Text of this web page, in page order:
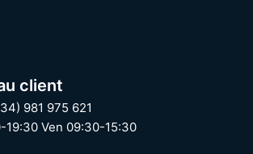
client
981 975 621
19:30 Ven 09:30-15:30